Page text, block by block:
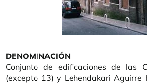
DENOMINACIÓN
Conjunto de edificaciones de las
(excepto 13) y Lehendakari Aguirre